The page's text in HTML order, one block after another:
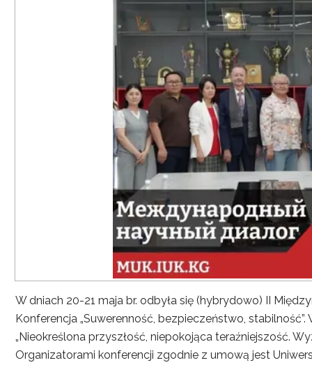
W dniach 20-21 maja br. odbyła się (hybrydowo) II
Konferencja „Suwerenność, bezpieczeństwo,
„Nieokreślona przyszłość, niepokojąca teraźniejszość.
Organizatorami konferencji zgodnie z umową jest